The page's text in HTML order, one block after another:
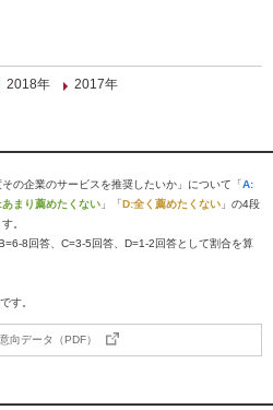
2018年 2017年
の企業のサービスを推奨したいか」について「A:
あまり薦めたくない 」「D:全く薦めたくない 」の4段
。
8回答、C=3-5回答、D=1-2回答として割合を算
す。
向データ（PDF）